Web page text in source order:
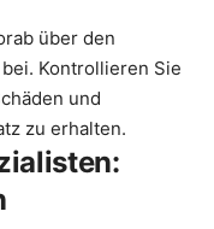
über den
Kontrollieren Sie
und
zu erhalten.